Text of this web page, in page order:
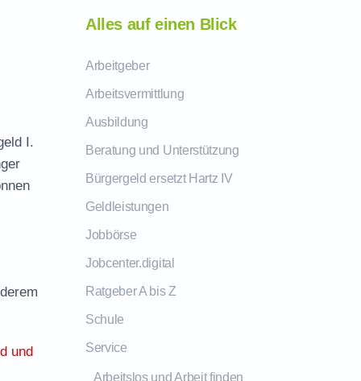
I.
und
Alles auf einen Blick
Arbeitgeber
Arbeitsvermittlung
Ausbildung
Beratung und Unterstützung
Bürgergeld ersetzt Hartz IV
Geldleistungen
Jobbörse
Jobcenter.digital
Ratgeber A bis Z
Schule
Service
Arbeitslos und Arbeit finden